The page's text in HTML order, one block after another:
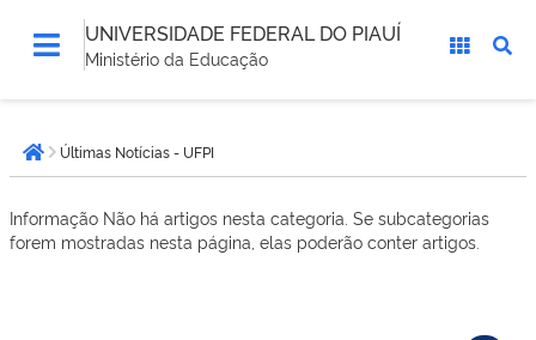
UNIVERSIDADE FEDERAL DO PIAUÍ
Ministério da Educação
está
aqui:Página inicial
Últimas Notícias - UFPI
Informação Não há artigos nesta categoria. Se subcategorias
forem mostradas nesta página, elas poderão conter artigos.